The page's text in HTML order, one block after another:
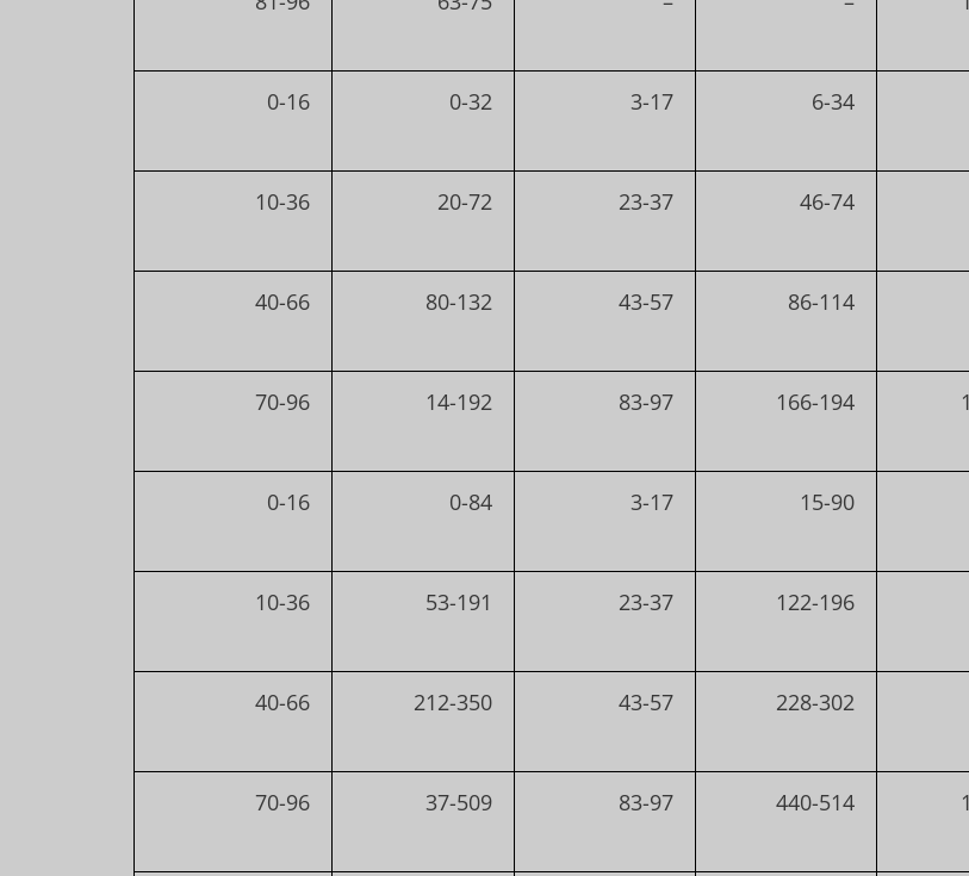
6-34
3-17
0-32
0-16
46-74
23-37
20-72
10-36
86-114
43-57
80-132
40-66
166-194
83-97
14-192
70-96
15-90
3-17
0-84
0-16
122-196
23-37
53-191
10-36
228-302
43-57
212-350
40-66
440-514
83-97
37-509
70-96